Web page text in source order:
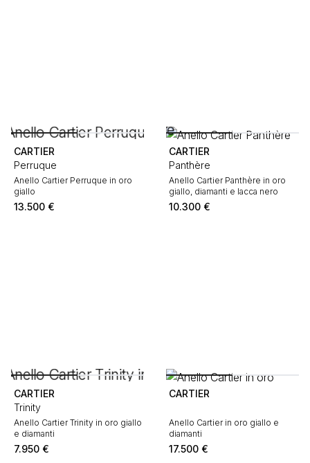
CARTIER
Perruque
Anello Cartier Perruque in oro
giallo
13.500 €
CARTIER
Panthère
Anello Cartier Panthère in oro
giallo, diamanti e lacca nero
10.300 €
CARTIER
Trinity
Anello Cartier Trinity in oro giallo
e diamanti
7.950 €
CARTIER
Anello Cartier in oro giallo e
diamanti
17.500 €